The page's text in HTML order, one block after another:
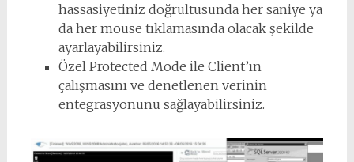
hassasiyetiniz doğrultusunda her saniye ya
da her mouse tıklamasında olacak şekilde
ayarlayabilirsiniz.
Özel Protected Mode ile Client’ın
çalışmasını ve denetlenen verinin
entegrasyonunu sağlayabilirsiniz.